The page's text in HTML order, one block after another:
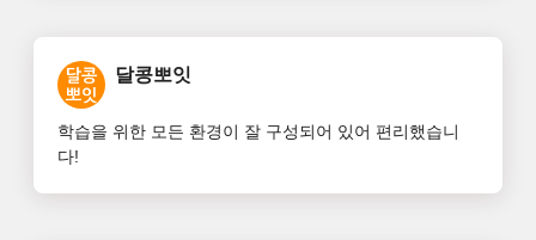
달콩뽀잇
학습을 위한 모든 환경이 잘 구성되어 있어 편리했습니
다!